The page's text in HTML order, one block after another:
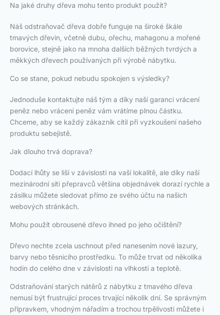
Na jaké druhy dřeva mohu tento produkt použít?
Náš odstraňovač dřeva dobře funguje na široké škále
tmavých dřevin, včetně dubu, ořechu, mahagonu a mořené
borovice, stejně jako na mnoha dalších běžných tvrdých a
měkkých dřevech používaných při výrobě nábytku.
Co se stane, pokud nebudu spokojen s výsledky?
Jednoduše kontaktujte náš tým a díky naší garanci vrácení
peněz nebo vrácení peněz vám vrátíme plnou částku.
Chceme, aby se každý zákazník cítil při vyzkoušení našeho
produktu sebejistě.
Jak dlouho trvá doprava?
Dodací lhůty se liší v závislosti na vaší lokalitě, ale díky naší
mezinárodní síti přepravců většina objednávek dorazí rychle a
zásilku můžete sledovat přímo ze svého účtu na našich
webových stránkách.
Mohu použít obrousené dřevo ihned po jeho očištění?
Dřevo nechte zcela uschnout před nanesením nové lazury,
barvy nebo těsnicího prostředku. To může trvat od několika
hodin do celého dne v závislosti na vlhkosti a teplotě.
Odstraňování starých nátěrů z nábytku z tmavého dřeva
nemusí být frustrující proces trvající několik dní. Se správným
přípravkem, vhodným nářadím a trochou trpělivosti můžete i